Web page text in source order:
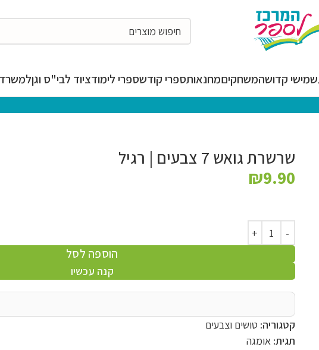
קדושהמשחקיםמחנאותספרי קודשספרי לימודציוד לבי"ס וגןלמשרד
שרשרת גואש 7 צבעים | רגיל
₪9.90
הוספה לסל
קנה עכשיו
קטגוריה: טושים וצבעים
תגית: אומגה